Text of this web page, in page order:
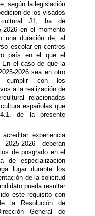
según la legislación
de los visados
cultural J1, ha de
2026 en el momento
una duración de, al
escolar en centros
país en el que el
En el caso de que la
2026 sea en otro
cumplir con los
a la realización de
relacionadas
españolas que
de la presente
experiencia
2026 deberán
de posgrado en el
de especialización
lugar durante los
de la solicitud
pueda resultar
este requisito con
la Resolución de
General de